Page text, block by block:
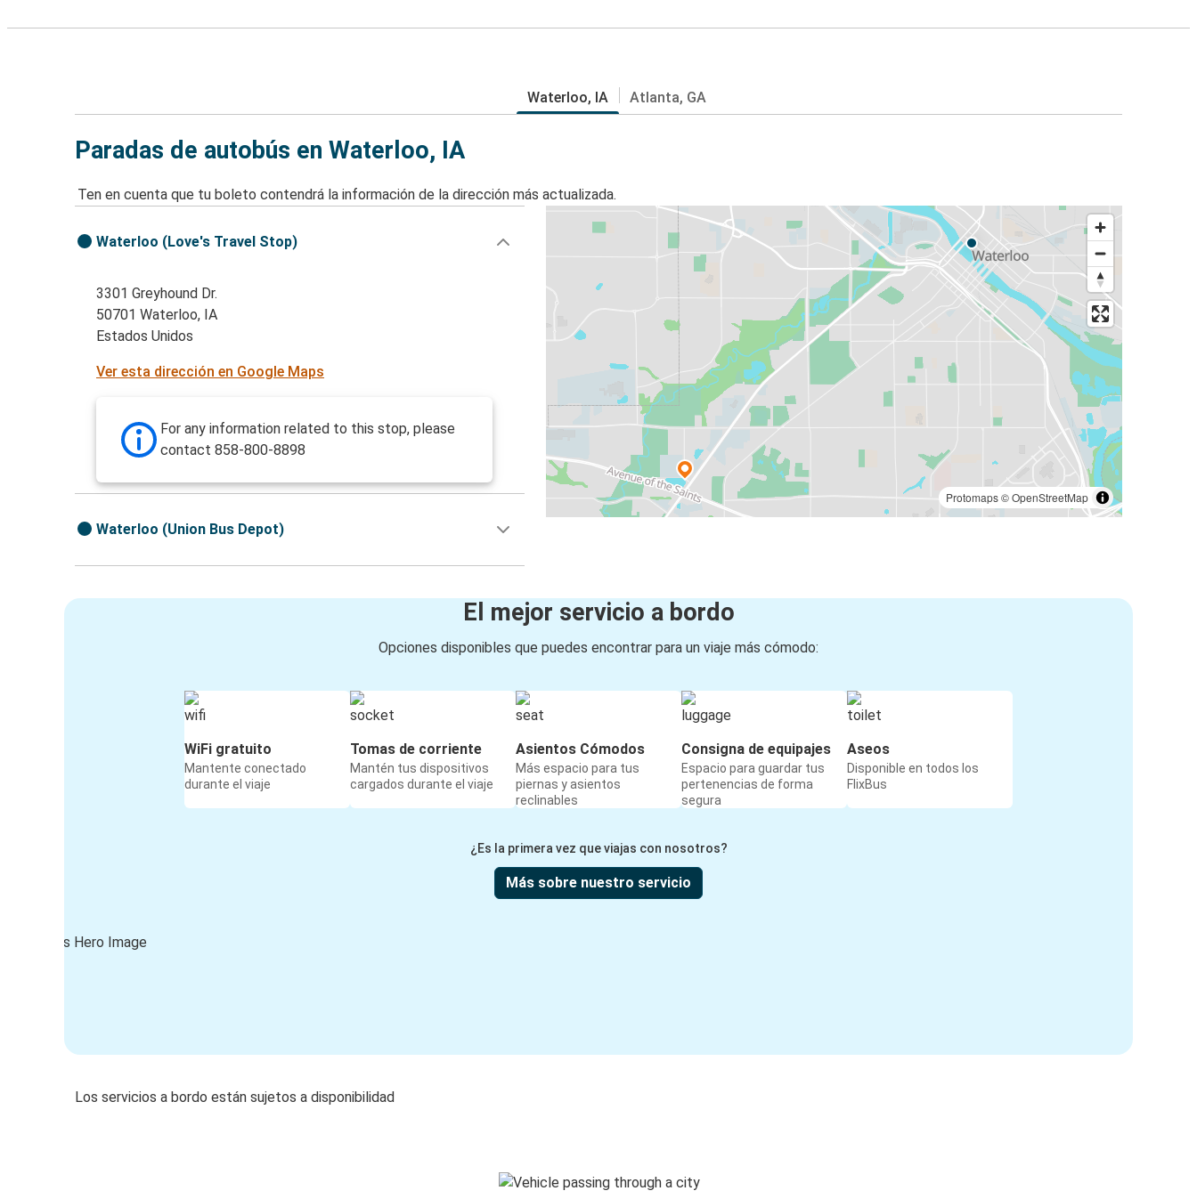
Waterloo, IA Atlanta, GA
Paradas de autobús en Waterloo, IA
Ten en cuenta que tu boleto contendrá la información de la dirección más actualizada.
Protomaps©OpenStreetMap
Waterloo (Love's Travel Stop)
3301 Greyhound Dr.
50701 Waterloo, IA
Estados Unidos
Ver esta dirección en Google Maps
For any information related to this stop, please
contact 858-800-8898
Waterloo (Union Bus Depot)
El mejor servicio a bordo
Opciones disponibles que puedes encontrar para un viaje más cómodo:
WiFi gratuito
Mantente conectado
durante el viaje
Tomas de corriente
Mantén tus dispositivos
cargados durante el viaje
Asientos Cómodos
Más espacio para tus
piernas y asientos
reclinables
Consigna de equipajes
Espacio para guardar tus
pertenencias de forma
segura
Aseos
Disponible en todos los
FlixBus
¿Es la primera vez que viajas con nosotros?
Más sobre nuestro servicio
Los servicios a bordo están sujetos a disponibilidad